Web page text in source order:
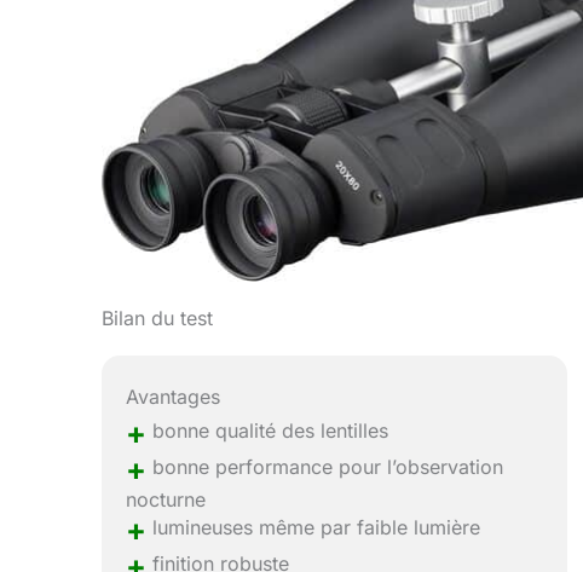
Bilan du test
Avantages
+ bonne qualité des lentilles
+ bonne performance pour l’observation
nocturne
+ lumineuses même par faible lumière
finition robuste